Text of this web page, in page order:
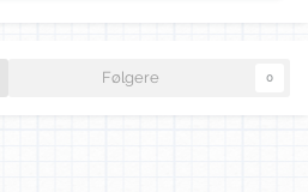
Følgere 0